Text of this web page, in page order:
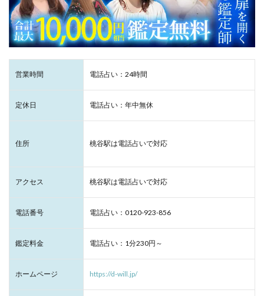
営業時間 電話占い：24時間
定休日 電話占い：年中無休
住所 桃谷駅は電話占いで対応
アクセス 桃谷駅は電話占いで対応
電話番号 電話占い：0120-923-856
鑑定料金 電話占い：1分230円～
ホームページ https://d-will.jp/